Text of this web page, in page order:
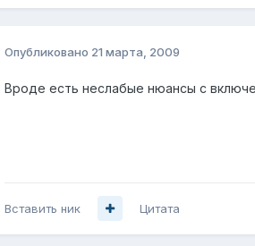
Опубликовано 21 марта, 2009
Вроде есть неслабые нюансы с
Вставить ник Цитата